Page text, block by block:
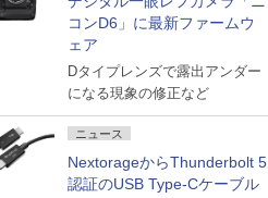
コンD6」に最新ファームウ
ェア
Dタイプレンズで露出アンダー
になる現象の修正など
ニュース
NextorageからThunderbolt 5
認証のUSB Type-Cケーブル